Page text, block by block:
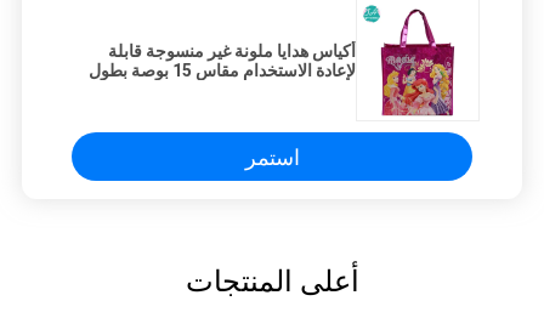
أكياس هدايا ملونة غير منسوجة قابلة
لإعادة الاستخدام مقاس 15 بوصة بطول
استمر
أعلى المنتجات